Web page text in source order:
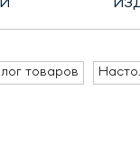
товаров